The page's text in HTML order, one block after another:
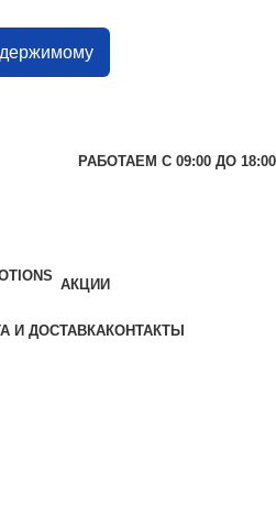
РАБОТАЕМ С 09:00 ДО 18:00
АКЦИИ
И ДОСТАВКАКОНТАКТЫ